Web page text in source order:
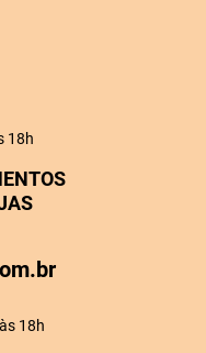
18h
18h